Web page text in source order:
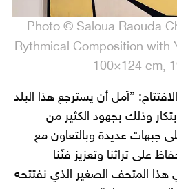
Photo © Saloua Raouda
.Rythmical Composition with
100×124 cm,
”آمل أن يسترجع هذا البلد
وذلك بجهود الكثير من
جبهات عديدة وبالتعاون مع
على تراثنا وتعزيز فنّنا
هذا المتحف الصغير الذي نفتتحه